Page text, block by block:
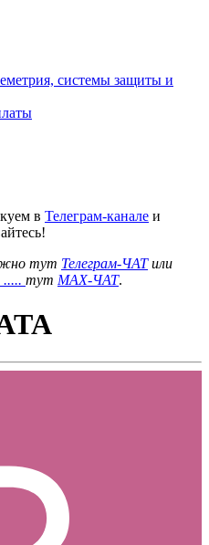
системы защиты и
в Телеграм-канале и
тут Телеграм-ЧАТили
тут MAX-ЧАТ.